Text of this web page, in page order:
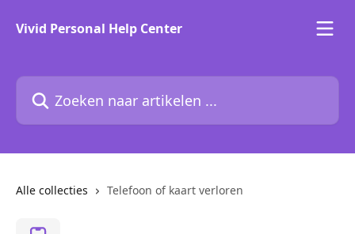
Vivid Personal Help Center
Zoeken naar artikelen ...
Alle collecties Telefoon of kaart verloren